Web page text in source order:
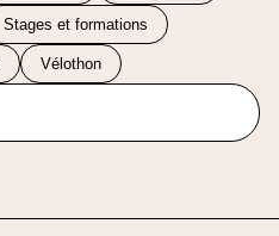
Stages et formations
Vélothon